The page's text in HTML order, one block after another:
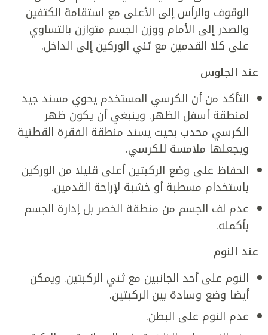
الوقوف والرأس إلى الأعلى مع استقامة الكتفين
والصدر إلى الأمام ووزن الجسم متوازن بالتساوي
على كلا القدمين مع ثني الوركين إلى الداخل.
عند الجلوس
التأكد من أن الكرسي المستخدم يحوي مسند جيد
لمنطقة أسفل الظهر. وينبغي أن يكون ظهر
الكرسي محدب بحيث يسند منطقة الفقرة القطنية
ويجعلها ملامسة للكرسي.
الحفاظ على وضع الركبتين أعلى قليلا من الوركين
باستخدام مسطبة أو خشبة لإراحة القدمين.
عدم لف الجسم من منطقة الخصر بل إدارة الجسم
بأكمله.
عند النوم
النوم على أحد الجانبين مع ثني الركبتين. ويمكن
أيضا وضع وسادة بين الركبتين.
عدم النوم على البطن.